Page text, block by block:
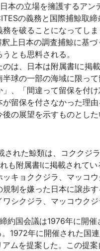
本の立場を擁護するア
の義務と国際捕鯨取
を破ることになってし
上日本の調査捕鯨に基
とも思料される。
は、日本は附属書Ⅰに掲
球の一部の海域に限っ
、「間違って留保を付
留保を付さなかった理
の展望を示すものとした
れた鯨類は、コククジ
も附属書Ⅰに掲載されて
キョククジラ、マッコ
規制を嫌った日本に譲歩
シクジラ、マッコウク
約国会議は1976年に開
1972年に開催された国
ムを提案した。この提